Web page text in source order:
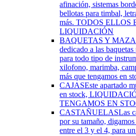
afinación, sistemas
bellotas para timbal,
más. TODOS ELLOS
LIQUIDACIÓN
BAQUETAS Y
dedicado a las
para todo tipo de
xilofono, marimba,
más que tengamos en
CAJASEste apartado
en stock,
TENGAMOS EN
CASTAÑUELASLas
por su tamaño,
entre el 3 y el 4, para